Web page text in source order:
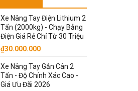
Xe Nâng Tay Điện Lithium 2
Tấn (2000kg) - Chạy Bằng
Điện Giá Rẻ Chỉ Từ 30 Triệu
₫30.000.000
Xe Nâng Tay Gắn Cân 2
Tấn - Độ Chính Xác Cao -
Giá Ưu Đãi 2026